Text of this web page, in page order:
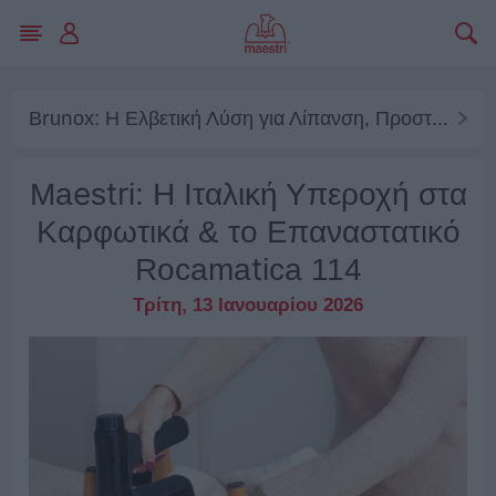
Brunox: Η Ελβετική Λύση για Λίπανση, Προστασία και Συντήρηση Κάθε Μηχανισμού
Maestri: Η Ιταλική Υπεροχή στα
Καρφωτικά & το Επαναστατικό
Rocamatica 114
Τρίτη, 13 Ιανουαρίου 2026